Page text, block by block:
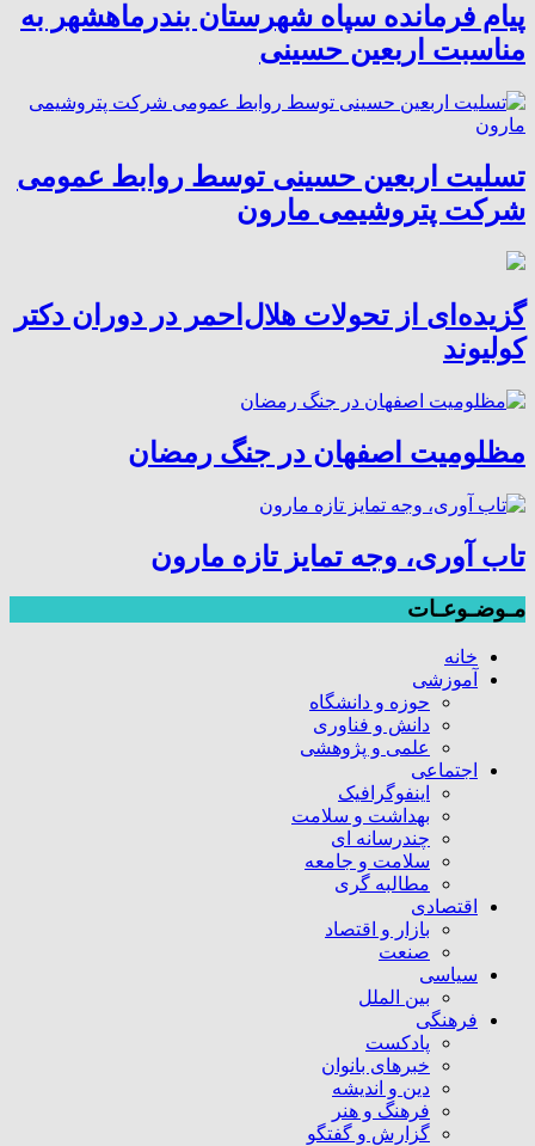
پیام فرمانده سپاه شهرستان بندرماهشهر به
مناسبت اربعین حسینی
تسلیت اربعین حسینی توسط روابط عمومی
شرکت پتروشیمی مارون
گزیده‌ای از تحولات هلال‌احمر در دوران دکتر
کولیوند
مظلومیت اصفهان در جنگ رمضان
تاب آوری، وجه تمایز تازه مارون
مـوضـوعـات
خانه
آموزشی
حوزه و دانشگاه
دانش و فناوری
علمی و پژوهشی
اجتماعی
اینفوگرافیک
بهداشت و سلامت
چندرسانه ای
سلامت و جامعه
مطالبه گری
اقتصادی
بازار و اقتصاد
صنعت
سیاسی
بین الملل
فرهنگی
پادکست
خبرهای بانوان
دین و اندیشه
فرهنگ و هنر
گزارش و گفتگو